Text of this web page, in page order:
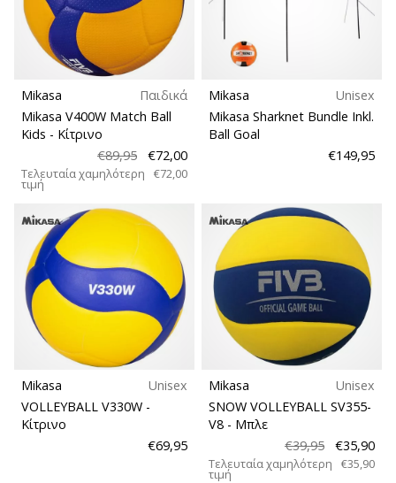
βόλεϊ
Είστε
λάτρης
του
βόλεϊ
όπως
εμείς;
Ελάτε
μαζί
ως
πρεσβευτής
της
μάρκας
μας.
11. 8. 2022
•
9 λεπτά ανάγνωσης
Weplayvolleyball
Teamsales
Τύπος μπάλας
Είδος γηπέδου
Αθλητισμός
Βάρος
Mikasa
Παιδικά
Mikasa V400W Match Ball
Kids - Κίτρινο
€89,95
€72,00
Τελευταία χαμηλότερη
τιμή
€72,00
Mikasa
Unisex
Mikasa Sharknet Bundle Inkl.
Ball Goal
€149,95
Mikasa
Unisex
VOLLEYBALL V330W -
Κίτρινο
€69,95
Mikasa
Unisex
SNOW VOLLEYBALL SV355-
V8 - Μπλε
€39,95
€35,90
Τελευταία χαμηλότερη
τιμή
€35,90